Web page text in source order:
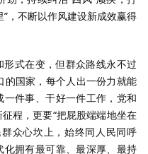
，不断以作风建设新成效赢得
式在变，但群众路线永不过
的国家，每个人出一份力就能
件事、干好一件工作，党和
程，更要“把屁股端端地坐在
众心坎上，始终同人民同呼
拥有最可靠、最深厚、最持